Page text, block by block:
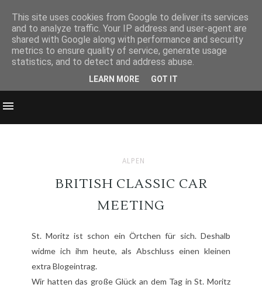
ALPEN
BRITISH CLASSIC CAR
MEETING
St. Moritz ist schon ein Örtchen für sich. Deshalb
widme ich ihm heute, als Abschluss einen kleinen
extra Blogeintrag.
Wir hatten das große Glück an dem Tag in St. Moritz
This site uses cookies from Google to deliver its services
and to analyze traffic. Your IP address and user-agent are
shared with Google along with performance and security
metrics to ensure quality of service, generate usage
statistics, and to detect and address abuse.
LEARN MORE GOT IT